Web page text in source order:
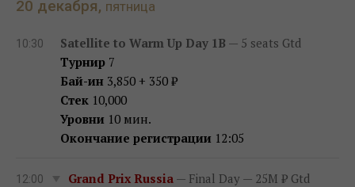
20 декабря, пятница
10:30 Satellite to Warm Up Day 1B — 5 seats Gtd
Турнир 7
Бай-ин 3,850 + 350 ₽
Стек 10,000
Уровни 10 мин.
Окончание регистрации 12:05
12:00 Grand Prix Russia — Final Day — 25M ₽ Gtd